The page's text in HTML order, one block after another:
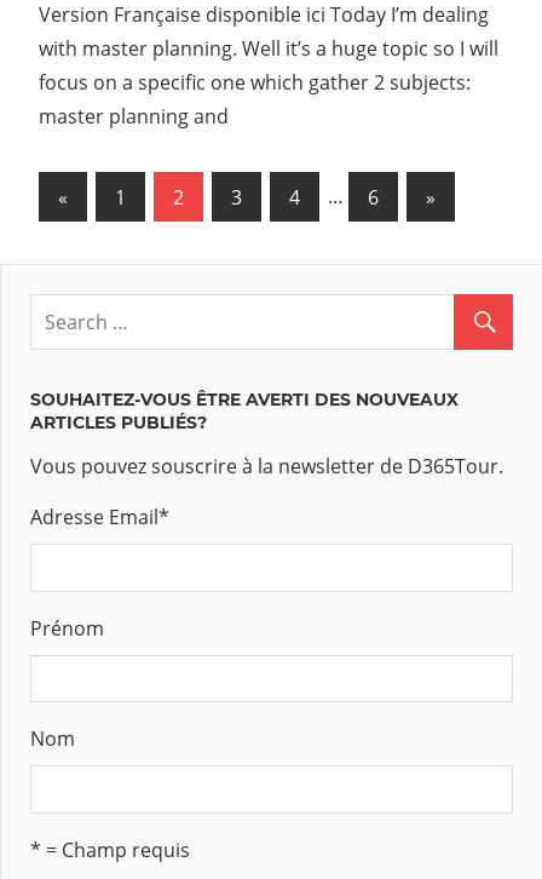
Version Française disponible ici Today I’m dealing
with master planning. Well it’s a huge topic so I will
focus on a specific one which gather 2 subjects:
master planning and
Navigation
des
articles
« Previous
1 2 3 4 … 6
Next
»
SOUHAITEZ-VOUS ÊTRE AVERTI DES NOUVEAUX
ARTICLES PUBLIÉS?
Vous pouvez souscrire à la newsletter de D365Tour.
Adresse Email*
Prénom
Nom
* = Champ requis